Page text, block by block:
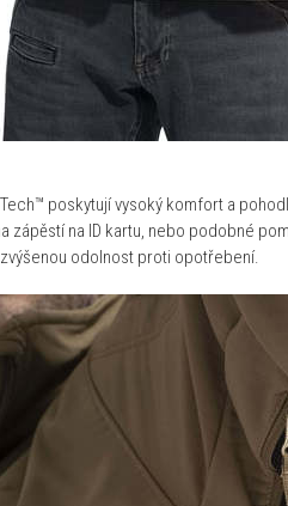
poskytují vysoký komfort a
zápěstí na ID kartu, nebo podobné
odolnost proti opotřebení.